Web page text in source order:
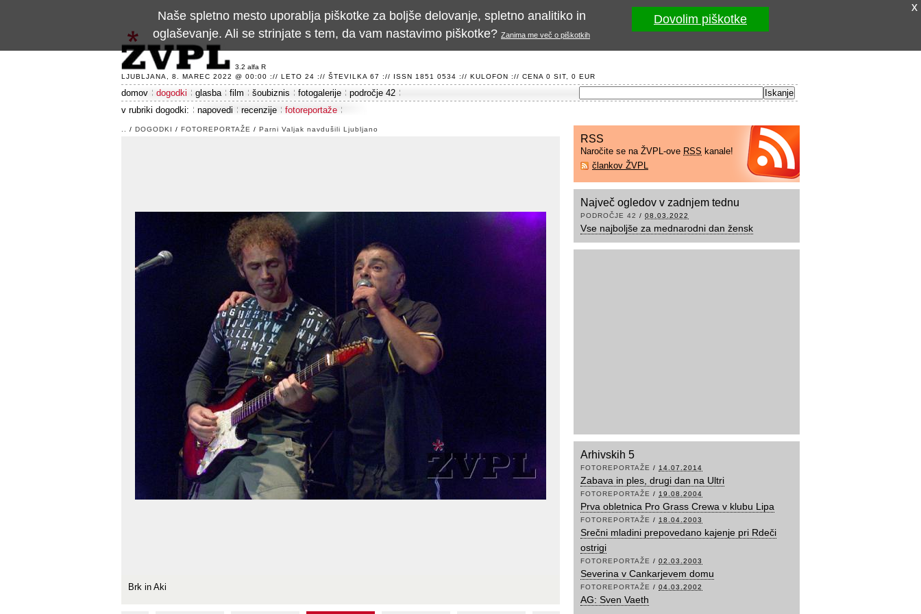
3.2 alfa R
LJUBLJANA, 8. MAREC 2022 @ 00:00 :// LETO 24 :// ŠTEVILKA 67 :// ISSN 1851 0534 :// KULOFON :// CENA 0 SIT, 0 EUR
domov dogodki glasba film šoubiznis fotogalerije
področje 42
v rubriki dogodki:
napovedi recenzije fotoreportaže
/ DOGODKI / FOTOREPORTAŽE / Parni Valjak navdušili Ljubljano
Brk in Aki
RSS
Naročite se na ŽVPL-ove RSS kanale!
člankov ŽVPL
Največ ogledov v zadnjem tednu
PODROČJE 42 / 08.03.2022
Vse najboljše za mednarodni dan žensk
Arhivskih 5
FOTOREPORTAŽE / 14.07.2014
Zabava in ples, drugi dan na Ultri
FOTOREPORTAŽE / 19.08.2004
Prva obletnica Pro Grass Crewa v klubu Lipa
FOTOREPORTAŽE / 18.04.2003
Srečni mladini prepovedano kajenje pri Rdeči
ostrigi
FOTOREPORTAŽE / 02.03.2003
Severina v Cankarjevem domu
FOTOREPORTAŽE / 04.03.2002
AG: Sven Vaeth
x
Naše spletno mesto uporablja piškotke za boljše delovanje, spletno analitiko in
oglaševanje. Ali se strinjate s tem, da vam nastavimo piškotke? Zanima me več o piškotkih
Dovolim piškotke